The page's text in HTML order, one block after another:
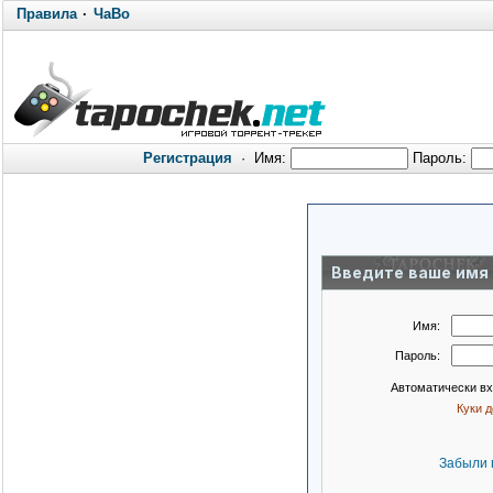
Правила· ЧаВо
Регистрация · Имя: Пароль:
Введите ваше имя
Имя:
Пароль:
Автоматически
Куки
Забыли